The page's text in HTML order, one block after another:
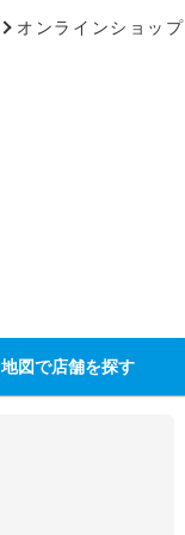
オンラインショップ
地図で店舗を探す